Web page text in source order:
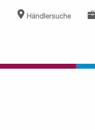
Händlersuche